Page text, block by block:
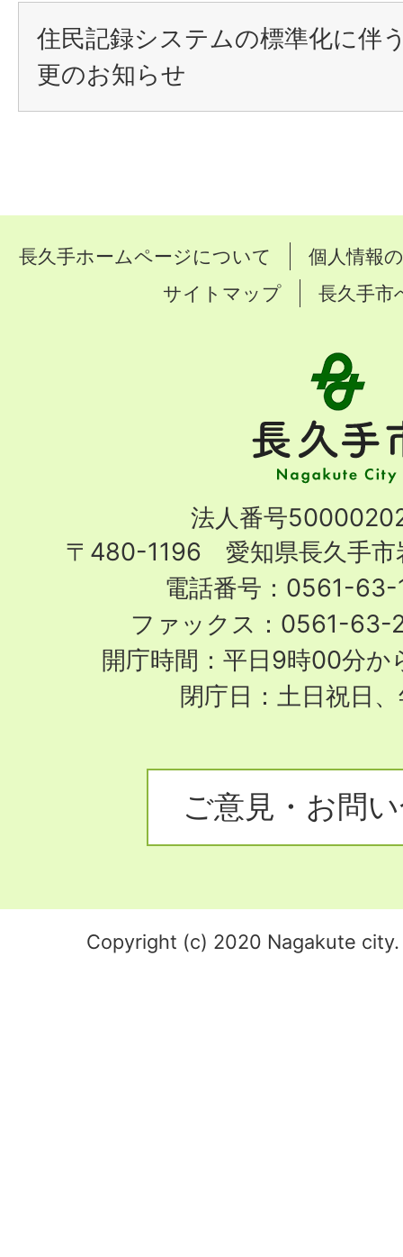
住民記録システムの標準化に伴
更のお知らせ
長久手ホームページについて
個人情報
サイトマップ
長久手市
手
市
City
法人番号
〒480-1196 愛知県長久手市
電話番号：0561-63-
ファックス：0561-63-
開庁時間：平日9時00分か
閉庁日：土日祝日
ご意見・お問
Copyright (c) 2020 Nagakute